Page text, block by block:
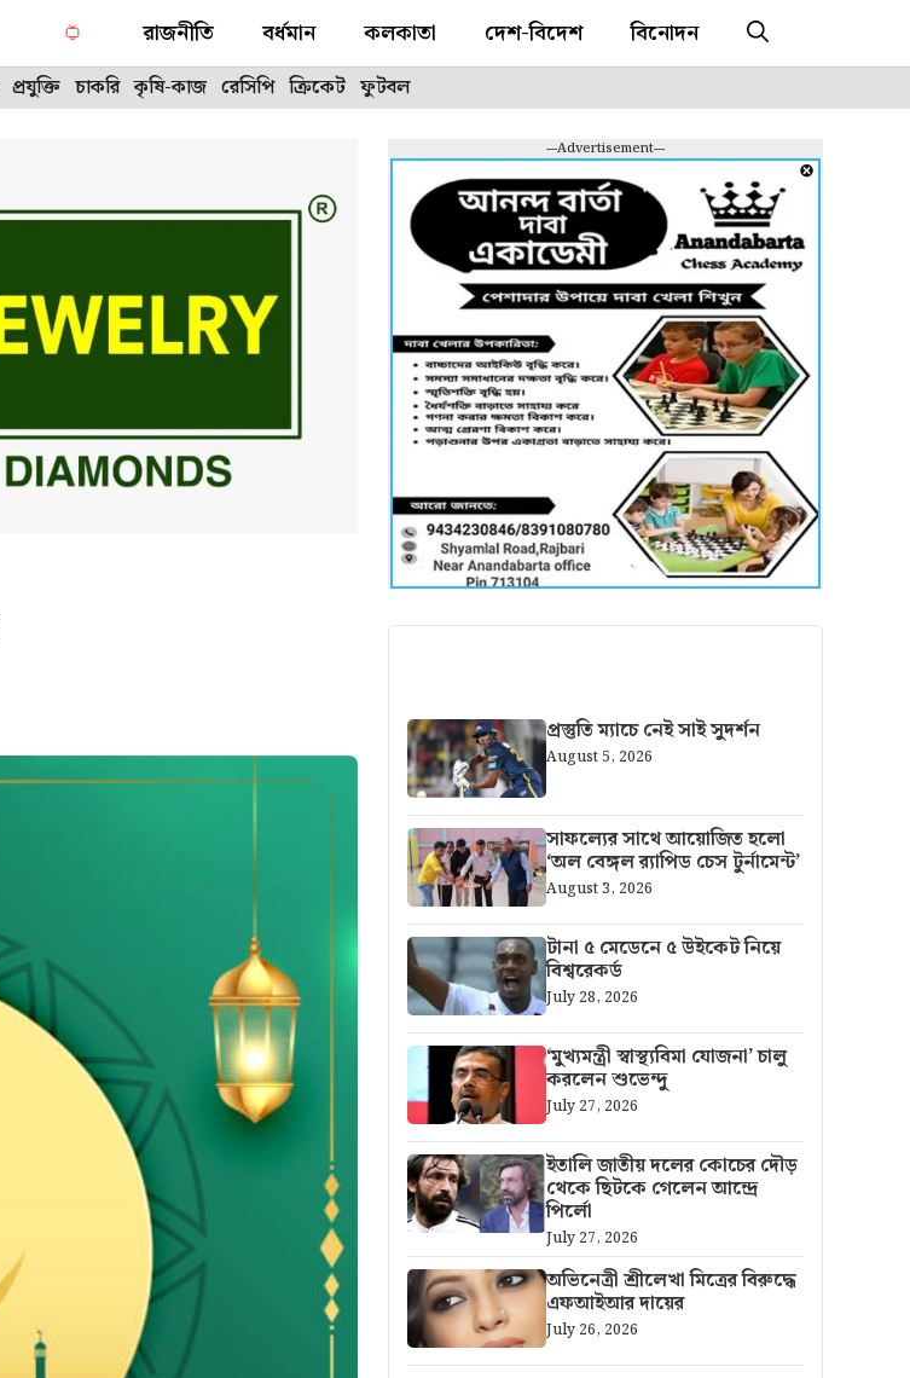
রাজনীতি বর্ধমান কলকাতা দেশ-বিদেশ বিনোদন
প্রযুক্তি চাকরি কৃষি-কাজ রেসিপি ক্রিকেট ফুটবল
---Advertisement---
প্রস্তুতি ম্যাচে নেই সাই সুদর্শন
August 5, 2026
সাফল্যের সাথে আয়োজিত হলো
‘অল বেঙ্গল র‍্যাপিড চেস টুর্নামেন্ট’
August 3, 2026
টানা ৫ মেডেনে ৫ উইকেট নিয়ে
বিশ্বরেকর্ড
July 28, 2026
‘মুখ্যমন্ত্রী স্বাস্থ্যবিমা যোজনা’ চালু
করলেন শুভেন্দু
July 27, 2026
ইতালি জাতীয় দলের কোচের দৌড়
থেকে ছিটকে গেলেন আন্দ্রে
পির্লো
July 27, 2026
অভিনেত্রী শ্রীলেখা মিত্রের বিরুদ্ধে
এফআইআর দায়ের
July 26, 2026